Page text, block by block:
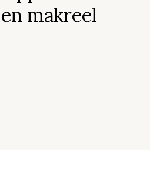
makreel